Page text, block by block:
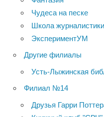
Чудеса на песке
Школа
ЭкспериментУМ
Другие филиалы
Усть-Лыжинская
Филиал №14
Друзья Гарри